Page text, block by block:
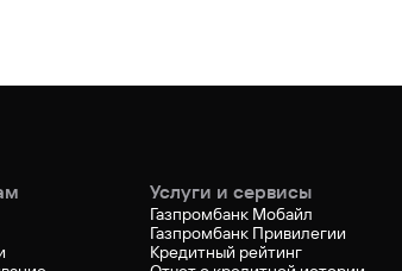
Услуги и сервисы
Газпромбанк Мобайл
Газпромбанк Привилегии
Кредитный рейтинг